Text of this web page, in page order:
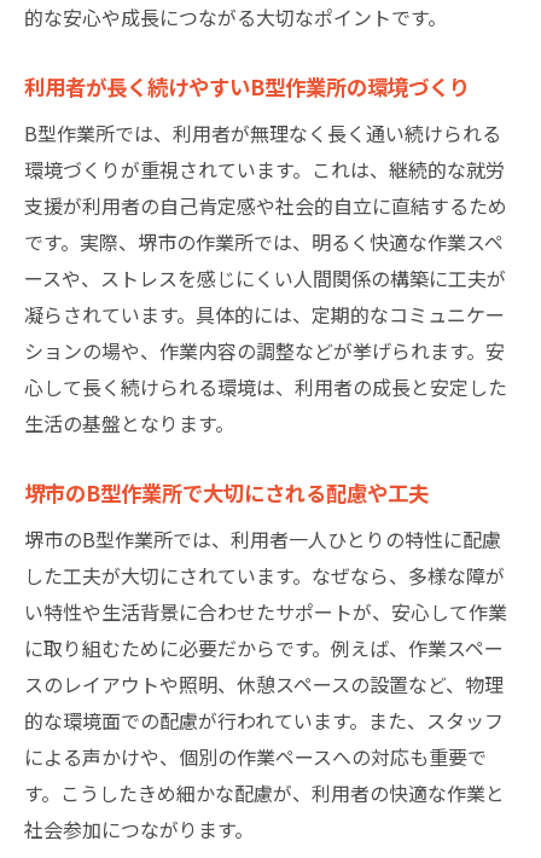
的な安心や成長につながる大切なポイントです。
利用者が長く続けやすいB型作業所の環境づくり
B型作業所では、利用者が無理なく長く通い続けられる
環境づくりが重視されています。これは、継続的な就労
支援が利用者の自己肯定感や社会的自立に直結するため
です。実際、堺市の作業所では、明るく快適な作業スペ
ースや、ストレスを感じにくい人間関係の構築に工夫が
凝らされています。具体的には、定期的なコミュニケー
ションの場や、作業内容の調整などが挙げられます。安
心して長く続けられる環境は、利用者の成長と安定した
生活の基盤となります。
堺市のB型作業所で大切にされる配慮や工夫
堺市のB型作業所では、利用者一人ひとりの特性に配慮
した工夫が大切にされています。なぜなら、多様な障が
い特性や生活背景に合わせたサポートが、安心して作業
に取り組むために必要だからです。例えば、作業スペー
スのレイアウトや照明、休憩スペースの設置など、物理
的な環境面での配慮が行われています。また、スタッフ
による声かけや、個別の作業ペースへの対応も重要で
す。こうしたきめ細かな配慮が、利用者の快適な作業と
社会参加につながります。